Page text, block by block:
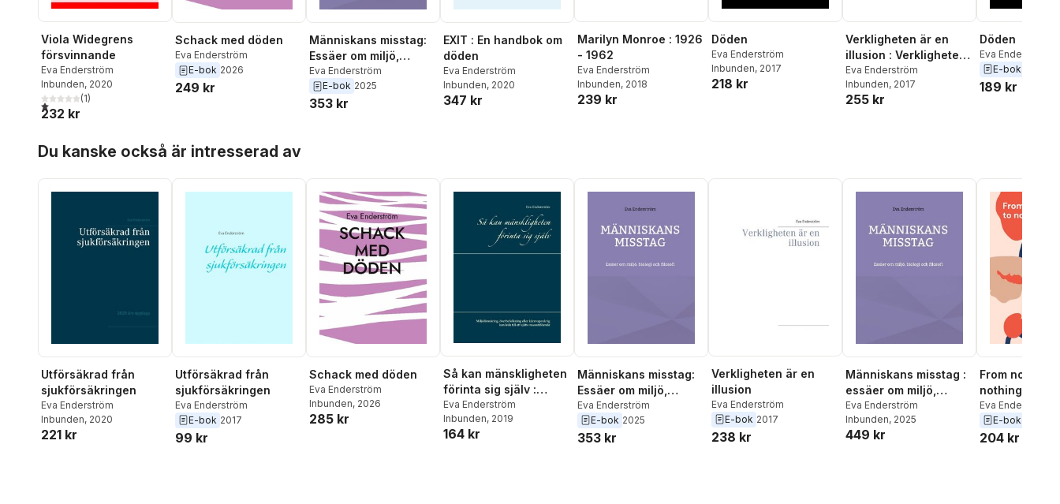
Viola Widegrens
försvinnande
Eva Enderström
Inbunden, 2020
1,0utav 5 stjärnor. Totalt antal röster:
(1)
232 kr
Schack med döden
Eva Enderström
E-bok 2026
249 kr
Människans misstag:
Essäer om miljö,
biologi och filosofi
Eva Enderström
E-bok 2025
353 kr
EXIT : En handbok om
döden
Eva Enderström
Inbunden, 2020
347 kr
Marilyn Monroe : 1926
- 1962
Eva Enderström
Inbunden, 2018
239 kr
Döden
Eva Enderström
Inbunden, 2017
218 kr
Verkligheten är en
illusion : Verkligheten
är en illusion
Eva Enderström
Inbunden, 2017
255 kr
Döden
Eva Enderström
E-bok
189 kr
Du kanske också är intresserad av
Utförsäkrad från
sjukförsäkringen
Eva Enderström
Inbunden, 2020
221 kr
Utförsäkrad från
sjukförsäkringen
Eva Enderström
E-bok 2017
99 kr
Schack med döden
Eva Enderström
Inbunden, 2026
285 kr
Så kan mänskligheten
förinta sig själv :
miljöförstöring,
överbefolkning eller
kärnvapenkrig kan
Eva Enderström
Inbunden, 2019
164 kr
Människans misstag:
Essäer om miljö,
biologi och filosofi
Eva Enderström
E-bok 2025
353 kr
Verkligheten är en
illusion
Eva Enderström
E-bok 2017
238 kr
Människans misstag :
essäer om miljö,
biologi och filosofi
Eva Enderström
Inbunden, 2025
449 kr
From nothing
nothing
Eva Enderström
E-bok
204 kr